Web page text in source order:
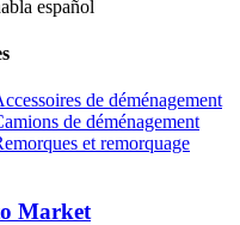
español
de déménagement
de déménagement
et remorquage
Market